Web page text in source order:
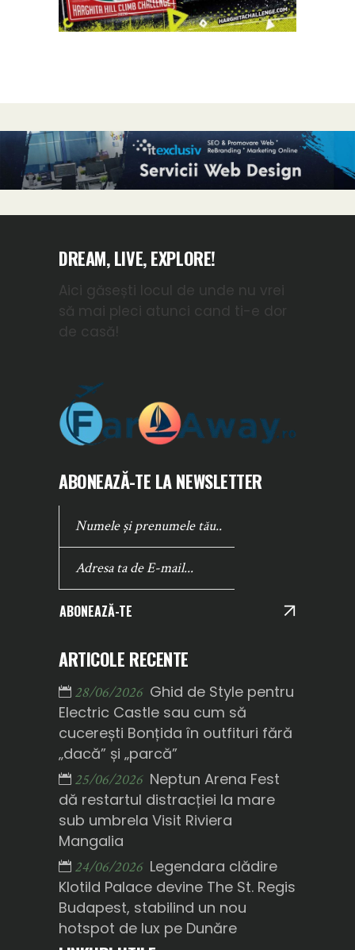
DREAM, LIVE, EXPLORE!
Aici găsești locul de unde nu vrei
să mai pleci atunci cand ti-e dor
de casă!
ABONEAZĂ-TE LA NEWSLETTER
ABONEAZĂ-TE
ARTICOLE RECENTE
28/06/2026 Ghid de Style pentru
Electric Castle sau cum să
cucerești Bonțida în outfituri fără
„dacă” și „parcă”
25/06/2026 Neptun Arena Fest
dă restartul distracției la mare
sub umbrela Visit Riviera
Mangalia
24/06/2026 Legendara clădire
Klotild Palace devine The St. Regis
Budapest, stabilind un nou
hotspot de lux pe Dunăre